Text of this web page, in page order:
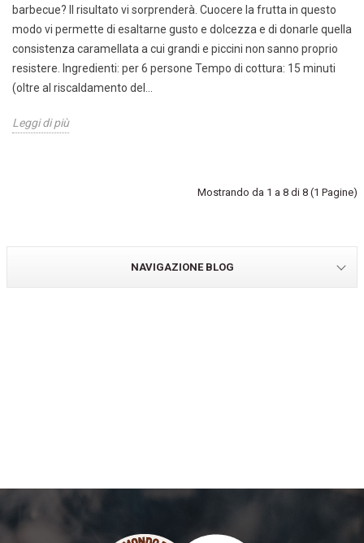
barbecue? Il risultato vi sorprenderà. Cuocere la frutta in questo
modo vi permette di esaltarne gusto e dolcezza e di donarle quella
consistenza caramellata a cui grandi e piccini non sanno proprio
resistere. Ingredienti: per 6 persone Tempo di cottura: 15 minuti
(oltre al riscaldamento del...
Leggi di più
Mostrando da 1 a 8 di 8 (1 Pagine)
NAVIGAZIONE BLOG